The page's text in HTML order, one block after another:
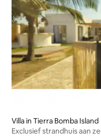
Villa in Tierra Bomba Island
Exclusief strandhuis aan